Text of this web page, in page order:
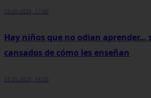
15-05-2026, 17:00
Hay niños que no odian aprender…
cansados de cómo les enseñan
15-05-2026, 14:20